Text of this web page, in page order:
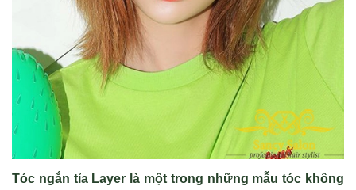
Tóc ngắn tỉa Layer là một trong những mẫu tóc không